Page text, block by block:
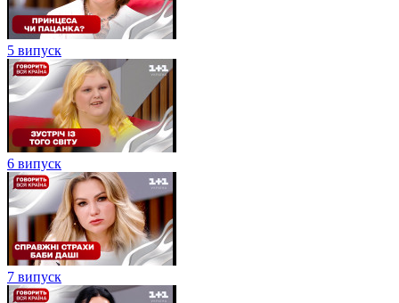
5 випуск
6 випуск
7 випуск